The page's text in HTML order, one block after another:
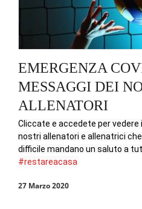
EMERGENZA
MESSAGGI DEI
ALLENATORI
Cliccate e accedete per vedere
nostri allenatori e allenatrici
difficile mandano un saluto a
#restareacasa
27 Marzo 2020